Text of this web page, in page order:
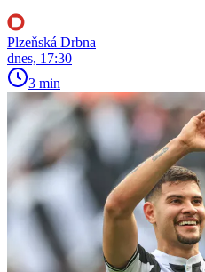
Plzeňská Drbna
dnes, 17:30
3 min